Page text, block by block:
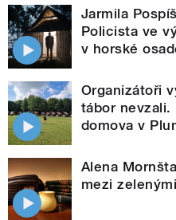
Jarmila
Policista ve
v horské
Organizátoři
tábor
domova v
Alena
mezi